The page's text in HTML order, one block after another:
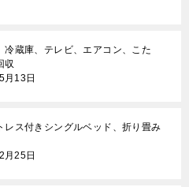
冷蔵庫、テレビ、エアコン、こた
収
月13日
レス付きシングルベッド、折り畳み
月25日